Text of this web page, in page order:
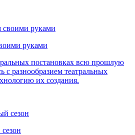
руками
постановках всю прошлую
разнообразием театральных
их создания.